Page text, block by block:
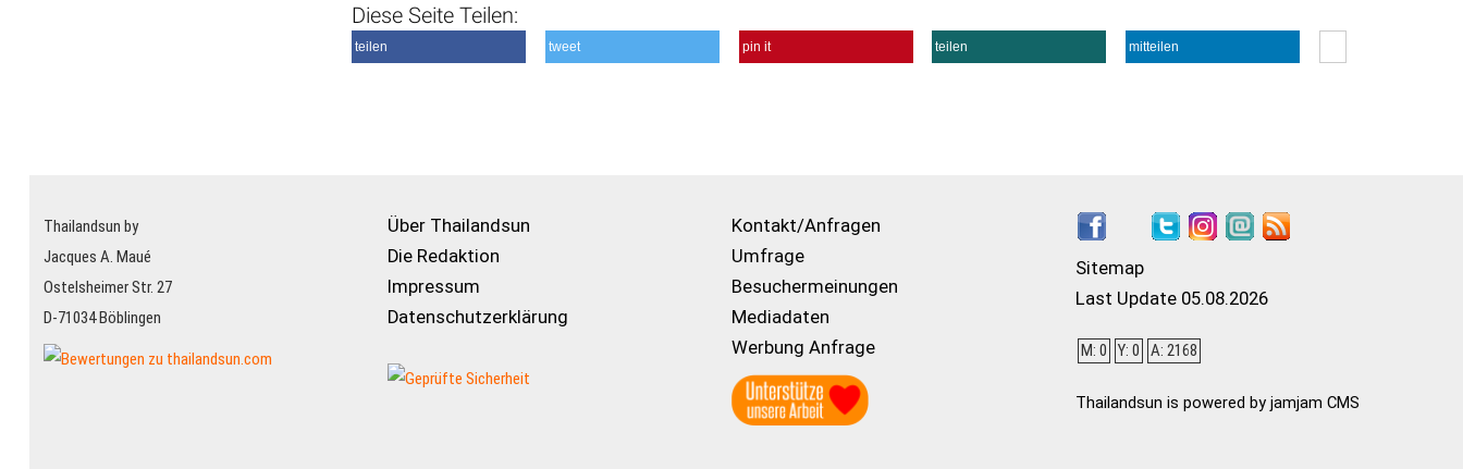
Diese Seite Teilen:
teilen tweet pin it teilen mitteilen
Thailandsun by
Jacques A. Maué
Ostelsheimer Str. 27
D-71034 Böblingen
Über Thailandsun
Die Redaktion
Impressum
Datenschutzerklärung
Kontakt/Anfragen
Umfrage
Besuchermeinungen
Mediadaten
Werbung Anfrage
Sitemap
Last Update 05.08.2026
M: 0 Y: 0 A: 2168
Thailandsun is powered by jamjam CMS